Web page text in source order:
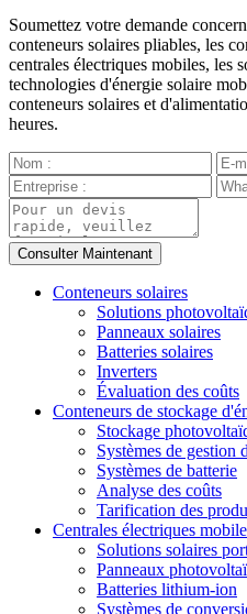
Soumettez votre demande
conteneurs solaires pliables, les
centrales électriques mobiles, les
technologies d'énergie solaire
conteneurs solaires et
heures.
Conteneurs solaires
Solutions
Panneaux solaires
Batteries solaires
Inverters
Évaluation des coûts
Conteneurs de stockage
Stockage
Systèmes de gestion
Systèmes de batterie
Analyse des coûts
Tarification des
Centrales électriques
Solutions solaires
Panneaux
Batteries lithium-ion
Systèmes de